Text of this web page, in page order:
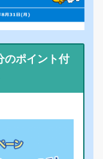
のポイント付